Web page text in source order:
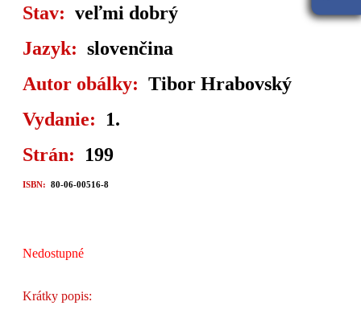
Stav: veľmi dobrý
Jazyk: slovenčina
Autor obálky: Tibor Hrabovský
Vydanie: 1.
Strán: 199
ISBN: 80-06-00516-8
Nedostupné
Krátky popis: